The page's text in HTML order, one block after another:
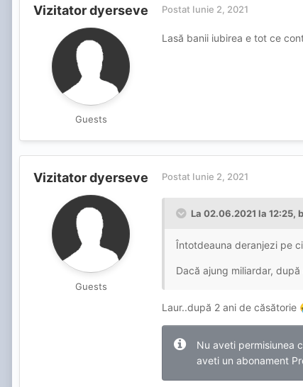
Vizitator dyerseve
Guests
Postat Iunie 2, 2021
Lasă banii iubirea e tot ce
Vizitator dyerseve
Guests
Postat Iunie 2, 2021
La 02.06.2021 la 12:25,
Întotdeauna deranjezi pe
Dacă ajung miliardar,
Laur..după 2 ani de căsătorie
Nu aveti permisiunea
aveti un abonament